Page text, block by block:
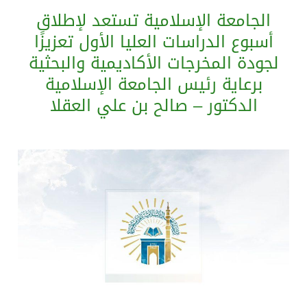
الجامعة الإسلامية تستعد لإطلاق
أسبوع الدراسات العليا الأول تعزيزًا
لجودة المخرجات الأكاديمية والبحثية
برعاية رئيس الجامعة الإسلامية
الدكتور – صالح بن علي العقلا